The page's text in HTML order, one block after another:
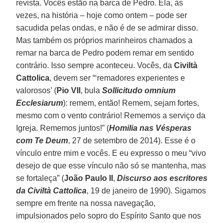
revista. Vocês estão na barca de Pedro. Ela, às
vezes, na história – hoje como ontem – pode ser
sacudida pelas ondas, e não é de se admirar disso.
Mas também os próprios marinheiros chamados a
remar na barca de Pedro podem remar em sentido
contrário. Isso sempre aconteceu. Vocês, daCiviltà
Cattolica, devem ser “‘remadores experientes e
valorosos’ (Pio VII , bulaSollicitudo omnium
Ecclesiarum): remem, então! Remem, sejam fortes,
mesmo com o vento contrário! Rememos a serviço da
Igreja. Rememos juntos!” (Homilia nas Vésperas
com Te Deum, 27 de setembro de 2014). Esse é o
vínculo entre mim e vocês. E eu expresso o meu “vivo
desejo de que esse vínculo não só se mantenha, mas
se fortaleça” (João Paulo II ,Discurso aos escritores
da Civiltà Cattolica, 19 de janeiro de 1990). Sigamos
sempre em frente na nossa navegação,
impulsionados pelo sopro do Espírito Santo que nos